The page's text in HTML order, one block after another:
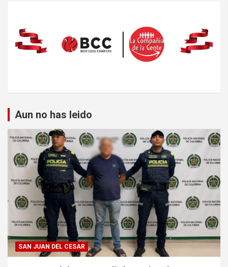
Aun no has leido
SAN JUAN DEL CESAR